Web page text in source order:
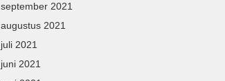
september 2021
augustus 2021
juli 2021
juni 2021